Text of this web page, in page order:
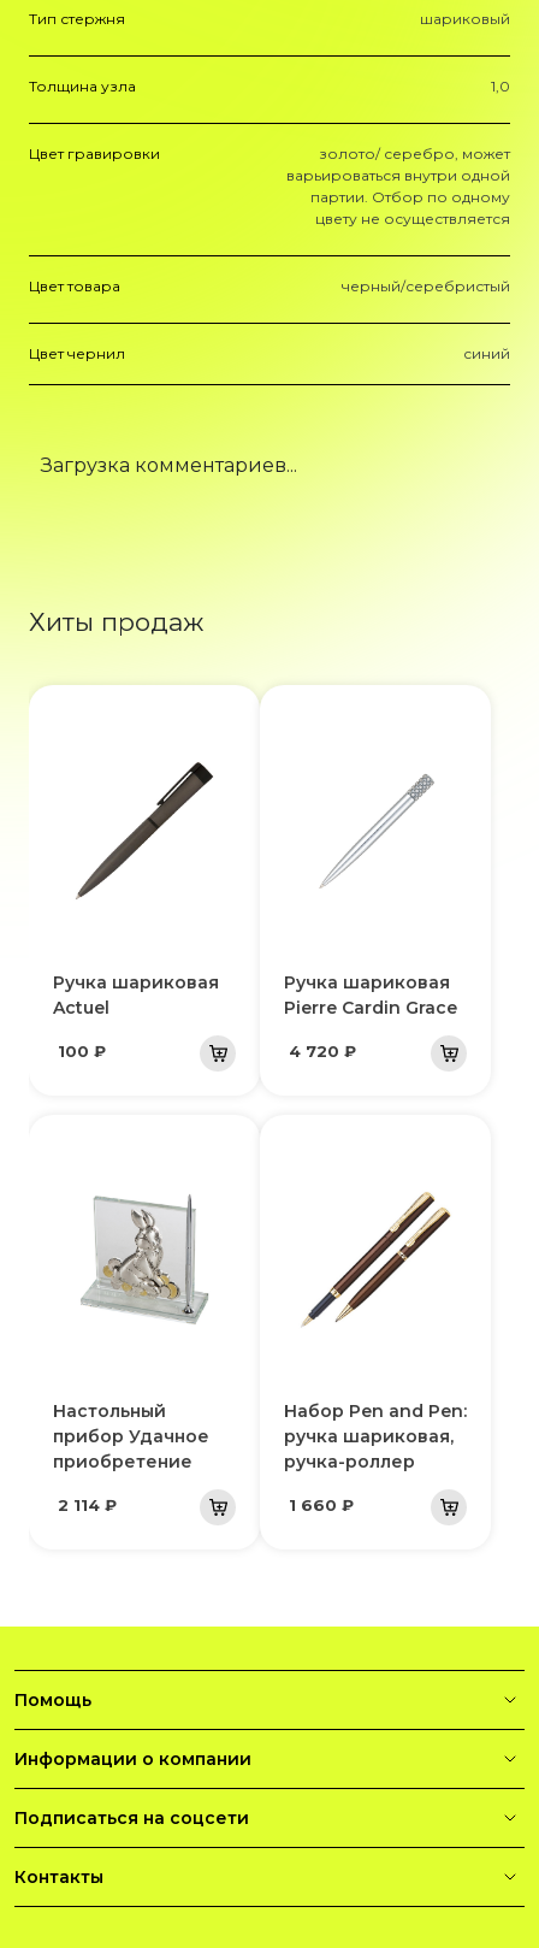
Тип стержня шариковый
Толщина узла 1,0
Цвет гравировки
золото/ серебро, может
варьироваться внутри одной
партии. Отбор по одному
цвету не осуществляется
Цвет товара черный/серебристый
Цвет чернил синий
Загрузка комментариев...
Хиты продаж
Ручка шариковая
Actuel
100 ₽
Ручка шариковая
Pierre Cardin Grace
4 720 ₽
Настольный
прибор Удачное
приобретение
2 114 ₽
Набор Pen and Pen:
ручка шариковая,
ручка-роллер
1 660 ₽
Помощь
Информации о компании
Подписаться на соцсети
Контакты